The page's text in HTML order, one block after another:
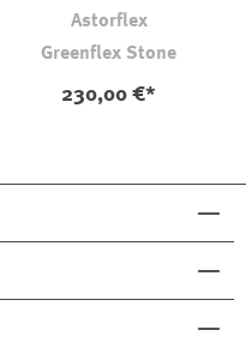
Astorflex
Greenflex Stone
230,00 €*